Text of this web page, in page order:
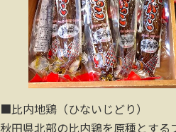
■比内地鶏（ひないじどり）
秋田県北部の比内鶏を原種とす